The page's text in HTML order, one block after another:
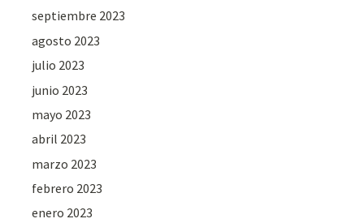
septiembre 2023
agosto 2023
julio 2023
junio 2023
mayo 2023
abril 2023
marzo 2023
febrero 2023
enero 2023